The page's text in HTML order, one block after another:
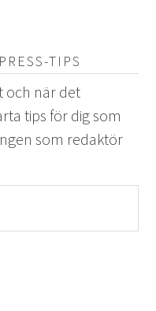
TIPS
och när det
tips för dig som
som redaktör